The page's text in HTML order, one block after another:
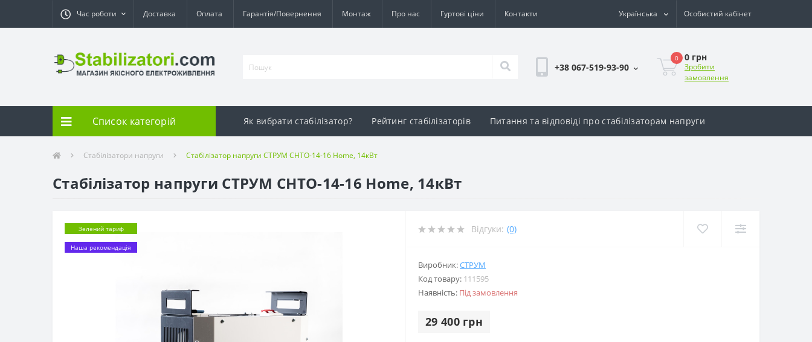
Час роботи Доставка Оплата Гарантія/Повернення Монтаж Про нас Гуртові ціни Контакти Українська Особистий кабінет
+38 067-519-93-90
0 0 грн
Зробити
замовлення
Список категорій Як вибрати стабілізатор? Рейтинг стабілізаторів Питання та відповіді про стабілізаторам напруги
Стабілізатори напруги Стабілізатор напруги СТРУМ СНТО-14-16 Home, 14кВт
Стабілізатор напруги СТРУМ СНТО-14-16 Home, 14кВт
Зелений тариф
Наша рекомендація
Відгуки: (0)
Виробник:СТРУМ
Код товару: 111595
Наявність: Під замовлення
29 400 грн